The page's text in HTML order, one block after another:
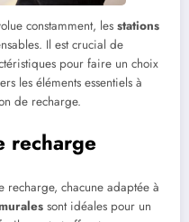
constamment, les stations
Il est crucial de
pour faire un choix
les éléments essentiels à
de recharge.
recharge
recharge, chacune adaptée à
sont idéales pour un